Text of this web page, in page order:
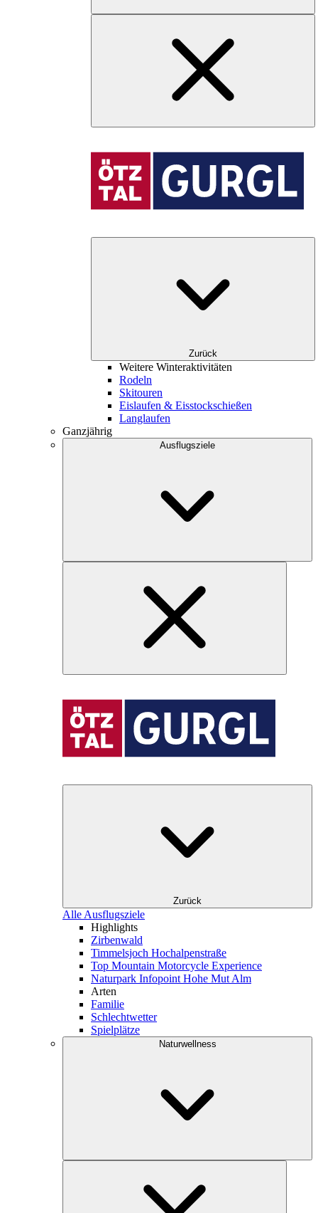
Zurück
Weitere Winteraktivitäten
Rodeln
Skitouren
Eislaufen & Eisstockschießen
Langlaufen
Ganzjährig
Ausflugsziele
Zurück
Alle Ausflugsziele
Highlights
Zirbenwald
Timmelsjoch Hochalpenstraße
Top Mountain Motorcycle Experience
Naturpark Infopoint Hohe Mut Alm
Arten
Familie
Schlechtwetter
Spielplätze
Naturwellness